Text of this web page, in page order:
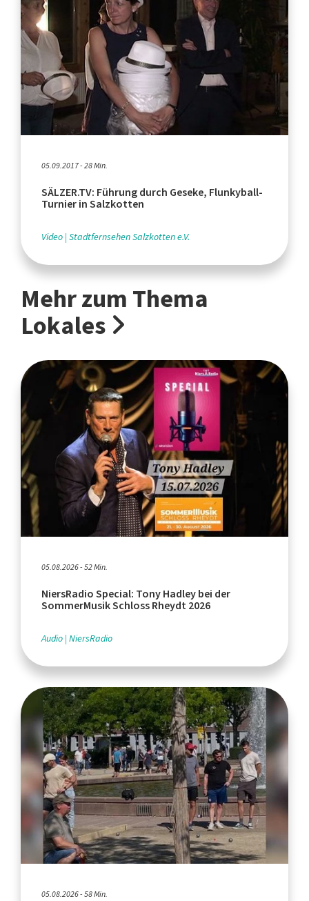
05.09.2017 - 28 Min.
SÄLZER.TV: Führung durch Geseke, Flunkyball-
Turnier in Salzkotten
Video Stadtfernsehen Salzkotten e.V.
Mehr zum Thema
Lokales
05.08.2026 - 52 Min.
NiersRadio Special: Tony Hadley bei der
SommerMusik Schloss Rheydt 2026
Audio NiersRadio
05.08.2026 - 58 Min.